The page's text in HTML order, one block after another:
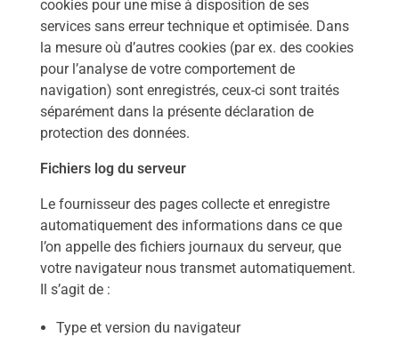
cookies pour une mise à disposition de ses
services sans erreur technique et optimisée. Dans
la mesure où d’autres cookies (par ex. des cookies
pour l’analyse de votre comportement de
navigation) sont enregistrés, ceux-ci sont traités
séparément dans la présente déclaration de
protection des données.
Fichiers log du serveur
Le fournisseur des pages collecte et enregistre
automatiquement des informations dans ce que
l’on appelle des fichiers journaux du serveur, que
votre navigateur nous transmet automatiquement.
Il s’agit de :
Type et version du navigateur